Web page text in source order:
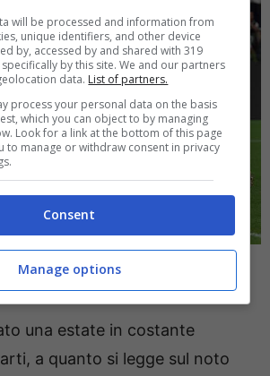
Vlahovic: nuovo scenario a sorpresa
Ansa
una estate in costante
a quanto si legge sul noto
will be processed and information from
unique identifiers, and other device
by, accessed by and shared with 319
by this site. We and our partners
data. List of partners.
process your personal data on the basis
which you can object to by managing
Look for a link at the bottom of this page
to manage or withdraw consent in privacy
Consent
Manage options